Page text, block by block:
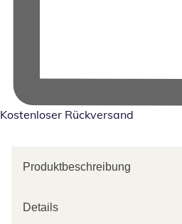
Kostenloser Rückversand
Produktbeschreibung
Details